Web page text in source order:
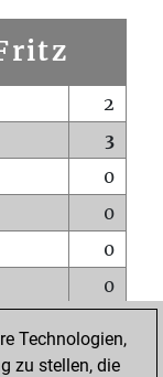
2
3
0
0
0
0
0
Technologien,
zu stellen, die